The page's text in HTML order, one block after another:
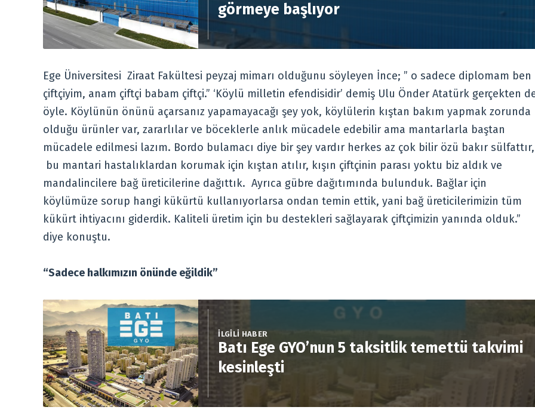
görmeye başlıyor
Ege Üniversitesi Ziraat Fakültesi peyzaj mimarı olduğunu söyleyen İnce; ” o sadece diplomam ben
çiftçiyim, anam çiftçi babam çiftçi.” ‘Köylü milletin efendisidir’ demiş Ulu Önder Atatürk gerçekten
öyle. Köylünün önünü açarsanız yapamayacağı şey yok, köylülerin kıştan bakım yapmak zorunda
olduğu ürünler var, zararlılar ve böceklerle anlık mücadele edebilir ama mantarlarla baştan
mücadele edilmesi lazım. Bordo bulamacı diye bir şey vardır herkes az çok bilir özü bakır sülfattır,
bu mantari hastalıklardan korumak için kıştan atılır, kışın çiftçinin parası yoktu biz aldık ve
mandalincilere bağ üreticilerine dağıttık. Ayrıca gübre dağıtımında bulunduk. Bağlar için
köylümüze sorup hangi kükürtü kullanıyorlarsa ondan temin ettik, yani bağ üreticilerimizin tüm
kükürt ihtiyacını giderdik. Kaliteli üretim için bu destekleri sağlayarak çiftçimizin yanında olduk.”
diye konuştu.
“Sadece halkımızın önünde eğildik”
İLGİLİ HABER
Batı Ege GYO’nun 5 taksitlik temettü takvimi
kesinleşti